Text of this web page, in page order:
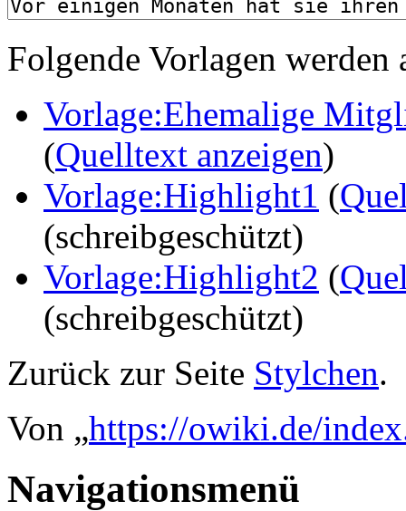
Folgende Vorlagen
Vorlage:Ehemalige
(Quelltext anzeigen)
Vorlage:Highlight1 (
(schreibgeschützt)
Vorlage:Highlight2 (
(schreibgeschützt)
Zurück zur Seite Stylchen.
Von „https://owiki.de/
Navigationsmenü